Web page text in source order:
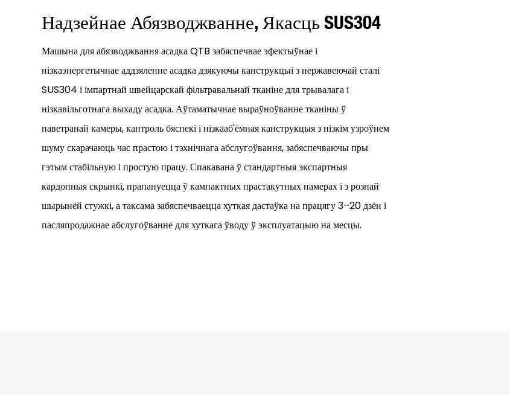
Надзейнае Абязводжванне, Якасць SUS304
Машына для абязводжвання асадка QTB забяспечвае эфектыўнае і
нізкаэнергетычнае аддзяленне асадка дзякуючы канструкцыі з нержавеючай сталі
SUS304 і імпартнай швейцарскай фільтравальнай тканіне для трывалага і
нізкавільготнага выхаду асадка. Аўтаматычнае выраўноўванне тканіны ў
паветранай камеры, кантроль бяспекі і нізкааб'ёмная канструкцыя з нізкім узроўнем
шуму скарачаюць час прастою і тэхнічнага абслугоўвання, забяспечваючы пры
гэтым стабільную і простую працу. Спакавана ў стандартныя экспартныя
кардонныя скрынкі, прапануецца ў кампактных прастакутных памерах і з рознай
шырынёй стужкі, а таксама забяспечваецца хуткая дастаўка на працягу 3–20 дзён і
пасляпродажнае абслугоўванне для хуткага ўводу ў эксплуатацыю на месцы.